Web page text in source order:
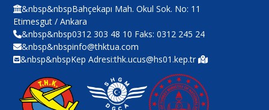
&nbsp&nbspBahçekapı Mah. Okul Sok. No: 11
Etimesgut / Ankara
&nbsp&nbsp0312 303 48 10 Faks: 0312 245 24
&nbsp&nbspinfo@thktua.com
&nbsp&nbspKep Adresi:thk.ucus@hs01.kep.tr